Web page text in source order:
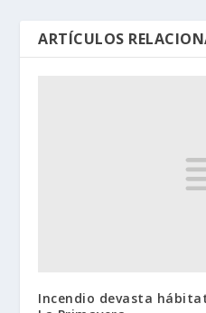
ARTÍCULOS
Incendio devasta